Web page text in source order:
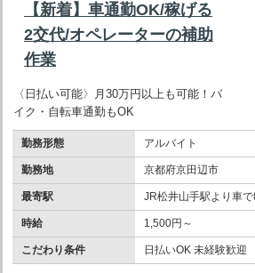
【新着】車通勤OK/稼げる
2交代/オペレーターの補助
作業
〈日払い可能〉月30万円以上も可能！バ
イク・自転車通勤もOK
勤務形態 アルバイト
勤務地 京都府京田辺市
最寄駅 JR松井山手駅より車
時給 1,500円～
こだわり条件 日払いOK 未経験歓迎